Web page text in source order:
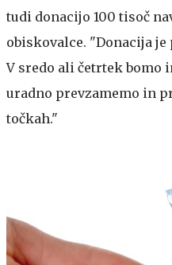
tudi donacijo 100 tisoč
obiskovalce. "Donacija
V sredo ali četrtek bomo
uradno prevzamemo in
točkah."